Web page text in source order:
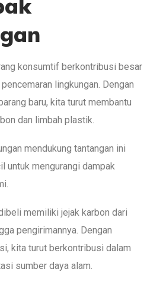
konsumtif berkontribusi besar
lingkungan. Dengan
baru, kita turut membantu
dan limbah plastik.
mendukung tantangan ini
untuk mengurangi dampak
memiliki jejak karbon dari
pengirimannya. Dengan
kita turut berkontribusi dalam
sumber daya alam.